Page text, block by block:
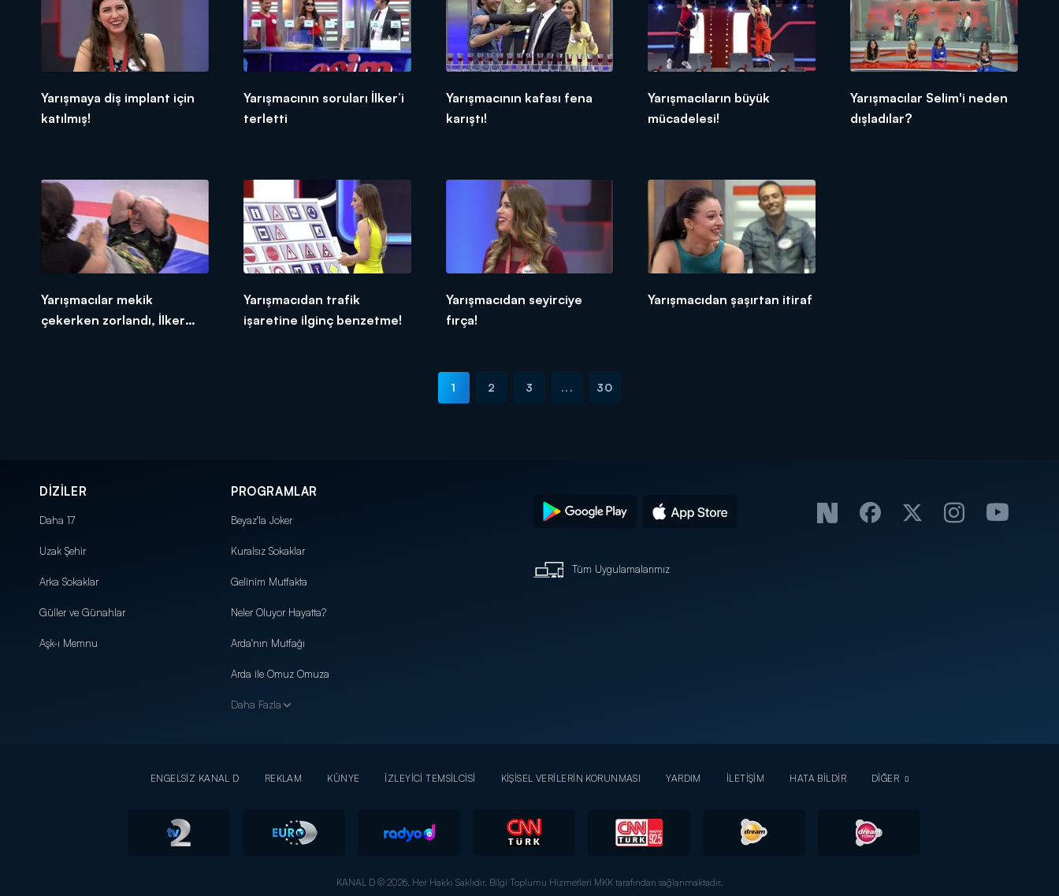
Yarışmaya diş implant için
katılmış!
Yarışmacının soruları İlker’i
terletti
Yarışmacının kafası fena
karıştı!
Yarışmacıların büyük
mücadelesi!
Yarışmacılar Selim'i neden
dışladılar?
Yarışmacılar mekik
çekerken zorlandı, İlker
Yarışmacıdan trafik
işaretine ilginç benzetme!
Yarışmacıdan seyirciye
fırça!
Yarışmacıdan şaşırtan itiraf
1 2 3 ... 30
DİZİLER
Daha 17
Uzak Şehir
Arka Sokaklar
Güller ve Günahlar
Aşk-ı Memnu
PROGRAMLAR
Beyaz'la Joker
Kuralsız Sokaklar
Gelinim Mutfakta
Neler Oluyor Hayatta?
Arda'nın Mutfağı
Arda ile Omuz Omuza
Daha Fazla
Tüm Uygulamalarımız
ENGELSİZ KANAL D REKLAM KÜNYE İZLEYİCİ TEMSİLCİSİ KİŞİSEL VERİLERİN KORUNMASI YARDIM İLETİŞİM HATA BİLDİR DİĞER
KANAL D © 2026. Her Hakkı Saklıdır. Bilgi Toplumu Hizmetleri MKK tarafından sağlanmaktadır.